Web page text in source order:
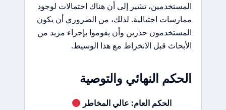
المستخدمين، تشير إلى أن هناك احتمالات لوجود
ممارسات احتيالية. لذلك، من الضروري أن يكون
المستخدمون حذرين وأن يقوموا بإجراء مزيد من
الأبحاث قبل الانخراط مع هذا الوسيط.
الحكم النهائي والتوصية
الحكم العام: عالي المخاطر